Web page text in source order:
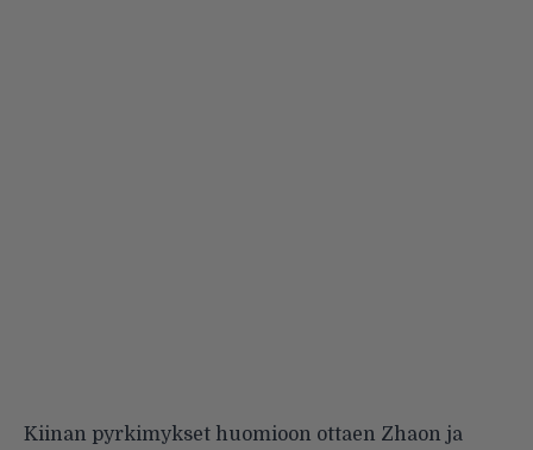
Kiinan pyrkimykset huomioon ottaen Zhaon ja